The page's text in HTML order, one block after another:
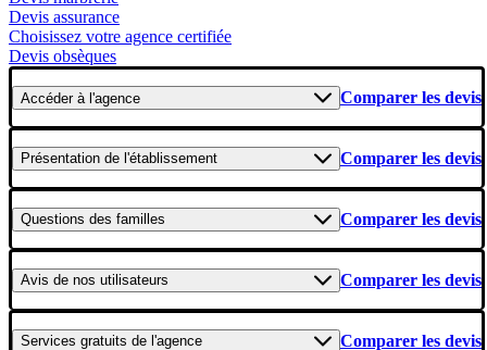
Devis assurance
Choisissez votre agence certifiée
Devis obsèques
Accéderà l'agence Comparer les devis
Présentation de l'établissement Comparer les devis
Questions des familles Comparer les devis
Avis de nos utilisateurs Comparer les devis
Services gratuits de l'agence Comparer les devis